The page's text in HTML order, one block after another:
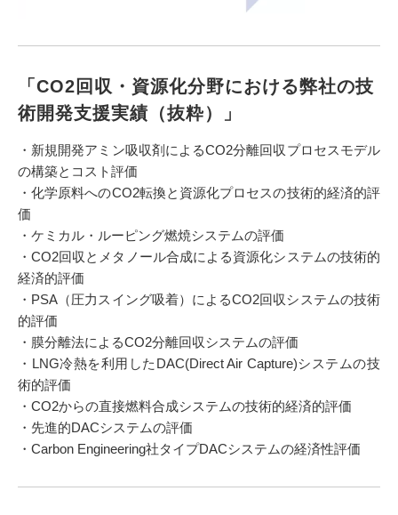
「CO2回収・資源化分野における弊社の技
術開発支援実績（抜粋）」
・新規開発アミン吸収剤によるCO2分離回収プロセスモデル
の構築とコスト評価
・化学原料へのCO2転換と資源化プロセスの技術的経済的評
価
・ケミカル・ルーピング燃焼システムの評価
・CO2回収とメタノール合成による資源化システムの技術的
経済的評価
・PSA（圧力スイング吸着）によるCO2回収システムの技術
的評価
・膜分離法によるCO2分離回収システムの評価
・LNG冷熱を利用したDAC(Direct Air Capture)システムの技
術的評価
・CO2からの直接燃料合成システムの技術的経済的評価
・先進的DACシステムの評価
・Carbon Engineering社タイプDACシステムの経済性評価